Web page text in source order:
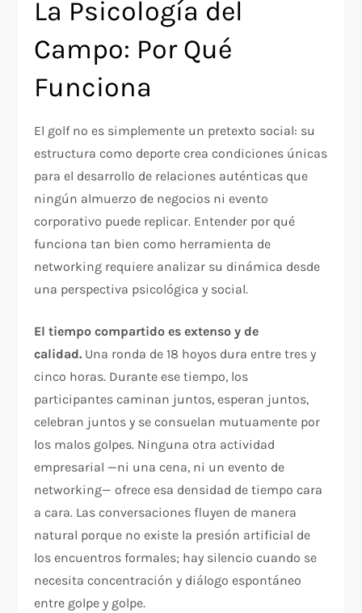
La Psicología del
Campo: Por Qué
Funciona
El golf no es simplemente un pretexto social: su
estructura como deporte crea condiciones únicas
para el desarrollo de relaciones auténticas que
ningún almuerzo de negocios ni evento
corporativo puede replicar. Entender por qué
funciona tan bien como herramienta de
networking requiere analizar su dinámica desde
una perspectiva psicológica y social.
El tiempo compartido es extenso y de
calidad. Una ronda de 18 hoyos dura entre tres y
cinco horas. Durante ese tiempo, los
participantes caminan juntos, esperan juntos,
celebran juntos y se consuelan mutuamente por
los malos golpes. Ninguna otra actividad
empresarial —ni una cena, ni un evento de
networking— ofrece esa densidad de tiempo cara
a cara. Las conversaciones fluyen de manera
natural porque no existe la presión artificial de
los encuentros formales; hay silencio cuando se
necesita concentración y diálogo espontáneo
entre golpe y golpe.